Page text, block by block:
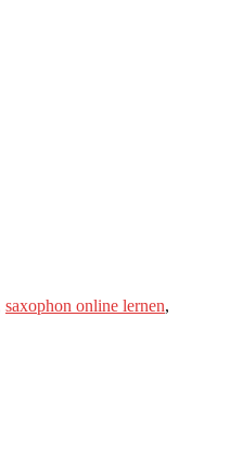
saxophon online lernen,